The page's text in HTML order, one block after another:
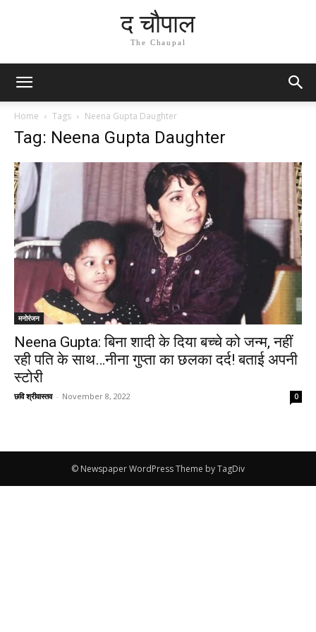
द चौपाल
The Chaupal
Home Tags Neena Gupta Daughter
Tag: Neena Gupta Daughter
मनोरंजन
Neena Gupta: बिना शादी के दिया बच्चे को जन्म, नहीं
रही पति के साथ…नीना गुप्ता का छलका दर्द! बताई अपनी
स्टोरी
छवि श्रीवास्तव - November 8, 2022 0
© Newspaper WordPress Theme by TagDiv